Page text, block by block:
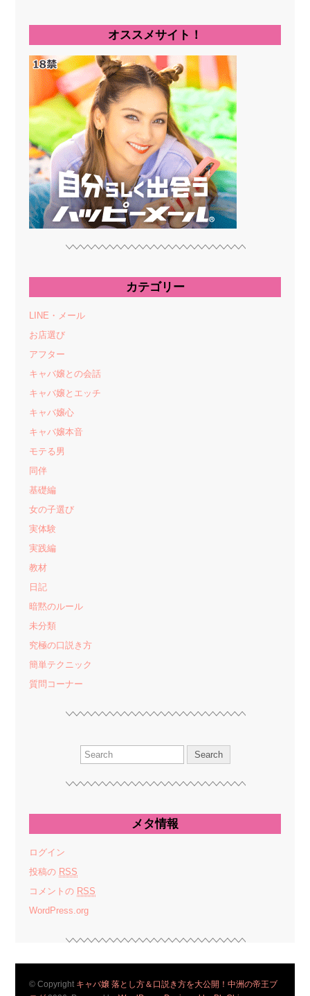
オススメサイト！
カテゴリー
LINE・メール
お店選び
アフター
キャバ嬢との会話
キャバ嬢とエッチ
キャバ嬢心
キャバ嬢本音
モテる男
同伴
基礎編
女の子選び
実体験
実践編
教材
日記
暗黙のルール
未分類
究極の口説き方
簡単テクニック
質問コーナー
メタ情報
ログイン
投稿の RSS
コメントの RSS
WordPress.org
© Copyright キャバ嬢 落とし方＆口説き方を大公開！中洲の帝王ブ